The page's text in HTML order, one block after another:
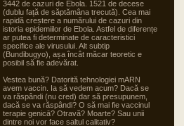
3442 de cazuri de Ebola. 1521 de decese
(dublu față de săptămâna trecută). Cea mai
rapidă creștere a numărului de cazuri din
istoria epidemiilor de Ebola. Astfel de diferențe
ar putea fi determinate de caracteristici
specifice ale virusului. Alt subtip
(Bundibugyo), așa încât măcar teoretic e
posibil să fie adevărat.
Vestea bună? Datorită tehnologiei mARN
avem vaccin. Ia să vedem acum? Dacă se
va răspândi (nu cred) dar să presupunem,
dacă se va răspândi? O să mai fie vaccinul
terapie genicā? Otravă? Moarte? Sau unii
dintre noi vor face saltul calitativ?